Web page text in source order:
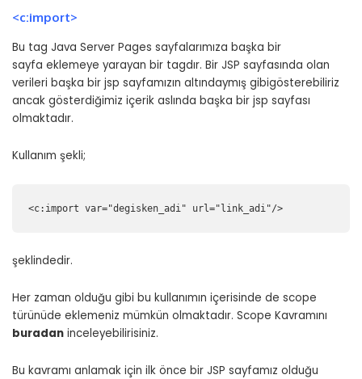
<c:import>
Bu tag Java Server Pages sayfalarımıza başka bir
sayfa eklemeye yarayan bir tagdır. Bir JSP sayfasında olan
verileri başka bir jsp sayfamızın altındaymış gibigösterebiliriz
ancak gösterdiğimiz içerik aslında başka bir jsp sayfası
olmaktadır.
Kullanım şekli;
<c:import var="degisken_adi" url="link_adi"/>
şeklindedir.
Her zaman olduğu gibi bu kullanımın içerisinde de scope
türünüde eklemeniz mümkün olmaktadır. Scope Kavramını
buradan inceleyebilirisiniz.
Bu kavramı anlamak için ilk önce bir JSP sayfamız olduğu